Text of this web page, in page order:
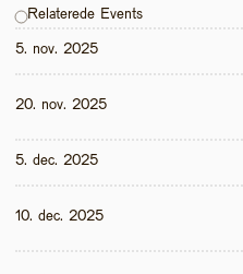
Relaterede Events
5. nov. 2025
20. nov. 2025
5. dec. 2025
10. dec. 2025